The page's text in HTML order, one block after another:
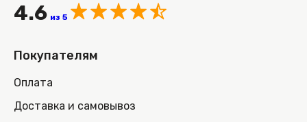
4.6 из 5
Покупателям
Оплата
Доставка и самовывоз